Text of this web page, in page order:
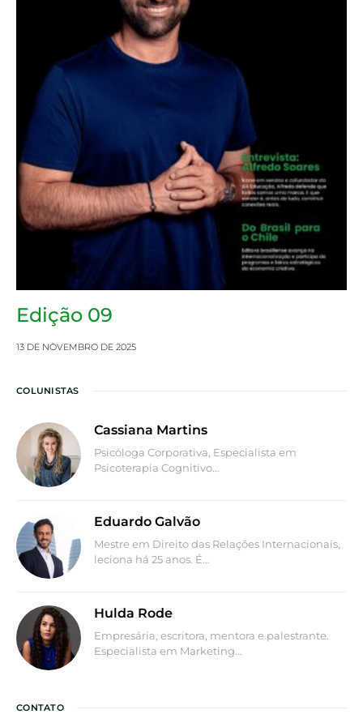
Edição 09
13 DE NOVEMBRO DE 2025
COLUNISTAS
Cassiana Martins
Psicóloga Corporativa, Especialista em
Psicoterapia Cognitivo…
Eduardo Galvão
Mestre em Direito das Relações Internacionais,
leciona há 25 anos. É…
Hulda Rode
Empresária, escritora, mentora e palestrante.
Especialista em Marketing…
CONTATO